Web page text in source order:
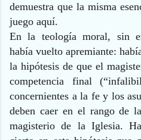
demuestra que la misma
juego aquí.
En la teología moral, sin
había vuelto apremiante:
la hipótesis de que el
competencia final
concernientes a la fe y los
deben caer en el rango de
magisterio de la Iglesia.